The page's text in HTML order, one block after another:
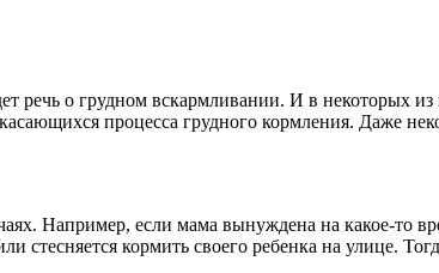
речь о грудном вскармливании. И в некоторых
процесса грудного кормления. Даже
Например, если мама вынуждена на какое-то
кормить своего ребенка на улице.